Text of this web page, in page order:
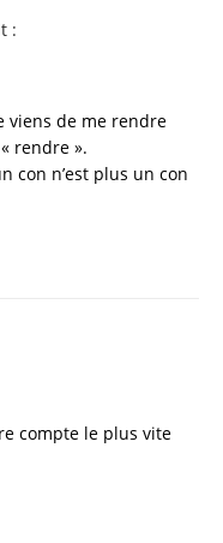
:
viens de me rendre
rendre ».
con n’est plus un con
compte le plus vite